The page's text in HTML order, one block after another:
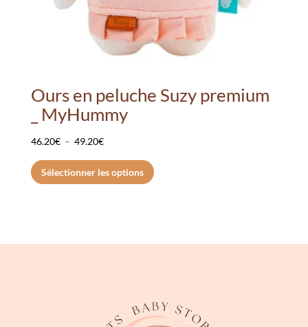
Ours en peluche Suzy premium
_ MyHummy
46.20€ – 49.20€Plage
de
prix :
Sélectionner les options
produit
être
choisies